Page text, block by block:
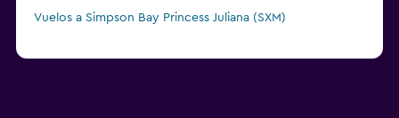
Vuelos a Simpson Bay Princess Juliana (SXM)